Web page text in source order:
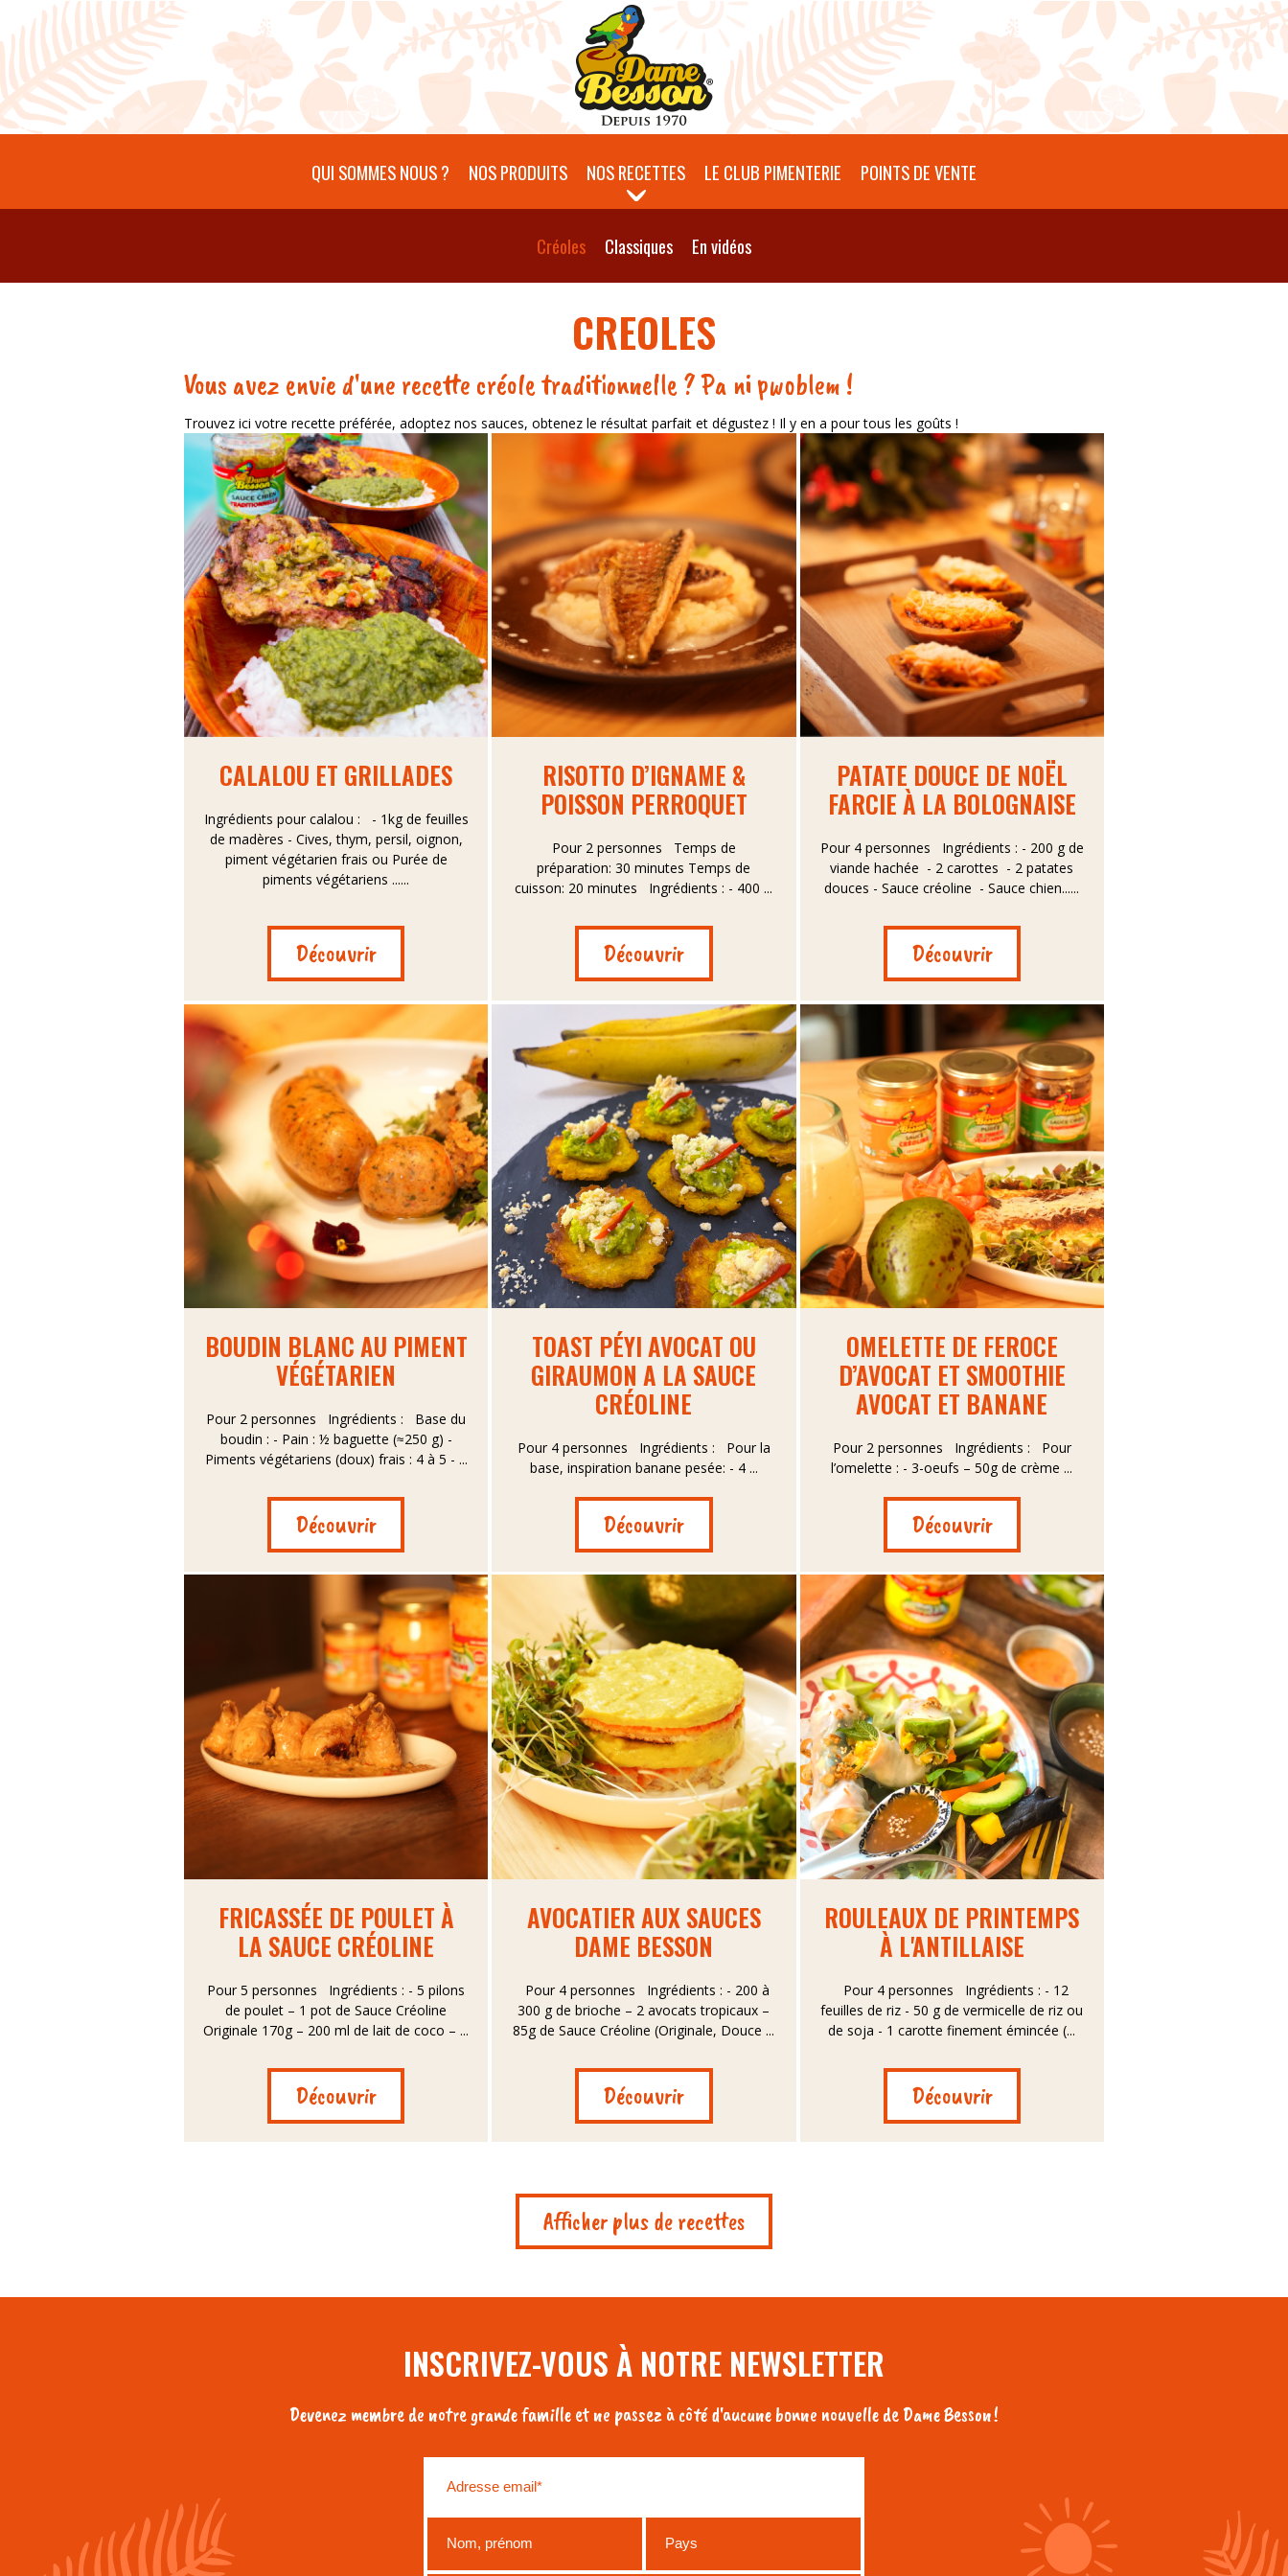
Aller au contenu principal
QUI SOMMES NOUS ? NOS PRODUITS NOS RECETTES LE CLUB PIMENTERIE POINTS DE VENTE
Créoles Classiques En vidéos
CREOLES
Vous avez envie d'une recette créole traditionnelle ? Pa ni pwoblem !
Trouvez ici votre recette préférée, adoptez nos sauces, obtenez le résultat parfait et dégustez ! Il y en a pour tous les goûts !
CALALOU ET GRILLADES
Ingrédients pour calalou : - 1kg de feuilles
de madères - Cives, thym, persil, oignon,
piment végétarien frais ou Purée de
piments végétariens ......
Découvrir
RISOTTO D’IGNAME &
POISSON PERROQUET
Pour 2 personnes Temps de
préparation: 30 minutes Temps de
cuisson: 20 minutes Ingrédients : - 400 ...
Découvrir
PATATE DOUCE DE NOËL
FARCIE À LA BOLOGNAISE
Pour 4 personnes Ingrédients : - 200 g de
viande hachée - 2 carottes - 2 patates
douces - Sauce créoline - Sauce chien......
Découvrir
BOUDIN BLANC AU PIMENT
VÉGÉTARIEN
Pour 2 personnes Ingrédients : Base du
boudin : - Pain : ½ baguette (≈250 g) -
Piments végétariens (doux) frais : 4 à 5 - ...
Découvrir
TOAST PÉYI AVOCAT OU
GIRAUMON A LA SAUCE
CRÉOLINE
Pour 4 personnes Ingrédients : Pour la
base, inspiration banane pesée: - 4 ...
Découvrir
OMELETTE DE FEROCE
D’AVOCAT ET SMOOTHIE
AVOCAT ET BANANE
Pour 2 personnes Ingrédients : Pour
l’omelette : - 3-oeufs – 50g de crème ...
Découvrir
FRICASSÉE DE POULET À
LA SAUCE CRÉOLINE
Pour 5 personnes Ingrédients : - 5 pilons
de poulet – 1 pot de Sauce Créoline
Originale 170g – 200 ml de lait de coco – ...
Découvrir
AVOCATIER AUX SAUCES
DAME BESSON
Pour 4 personnes Ingrédients : - 200 à
300 g de brioche – 2 avocats tropicaux –
85g de Sauce Créoline (Originale, Douce ...
Découvrir
ROULEAUX DE PRINTEMPS
À L'ANTILLAISE
Pour 4 personnes Ingrédients : - 12
feuilles de riz - 50 g de vermicelle de riz ou
de soja - 1 carotte finement émincée (...
Découvrir
Afficher plus de recettes
INSCRIVEZ-VOUS À NOTRE NEWSLETTER
Devenez membre de notre grande famille et ne passez à côté d'aucune bonne nouvelle de Dame Besson !